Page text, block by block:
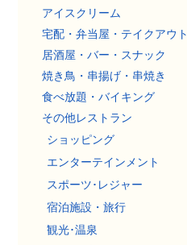
アイスクリーム
宅配・弁当屋・テイクアウト
居酒屋・バー・スナック
焼き鳥・串揚げ・串焼き
食べ放題・バイキング
その他レストラン
ショッピング
エンターテインメント
スポーツ･レジャー
宿泊施設・旅行
観光･温泉